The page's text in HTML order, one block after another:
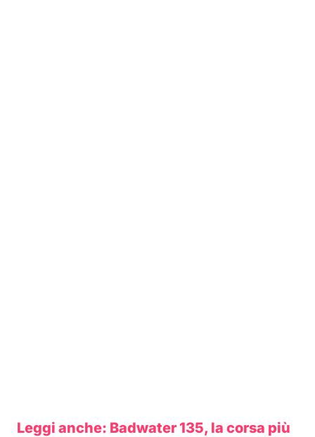
Leggi anche: Badwater 135, la corsa più